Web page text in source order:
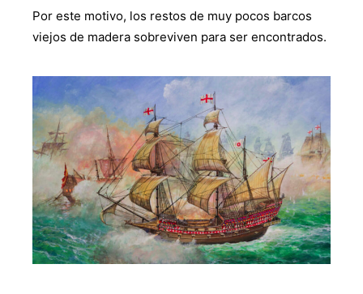
Por este motivo, los restos de muy pocos barcos
viejos de madera sobreviven para ser encontrados.